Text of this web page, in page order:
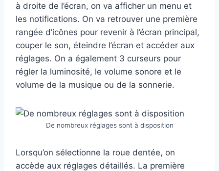
à droite de l’écran, on va afficher un menu et
les notifications. On va retrouver une première
rangée d’icônes pour revenir à l’écran principal,
couper le son, éteindre l’écran et accéder aux
réglages. On a également 3 curseurs pour
régler la luminosité, le volume sonore et le
volume de la musique ou de la sonnerie.
De nombreux réglages sont à disposition
Lorsqu’on sélectionne la roue dentée, on
accède aux réglages détaillés. La première